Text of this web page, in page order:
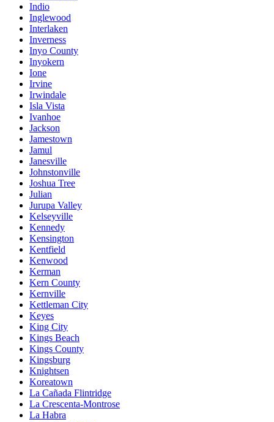
Indio
Inglewood
Interlaken
Inverness
Inyo County
Inyokern
Ione
Irvine
Irwindale
Isla Vista
Ivanhoe
Jackson
Jamestown
Jamul
Janesville
Johnstonville
Joshua Tree
Julian
Jurupa Valley
Kelseyville
Kennedy
Kensington
Kentfield
Kenwood
Kerman
Kern County
Kernville
Kettleman City
Keyes
King City
Kings Beach
Kings County
Kingsburg
Knightsen
Koreatown
La Cañada Flintridge
La Crescenta-Montrose
La Habra